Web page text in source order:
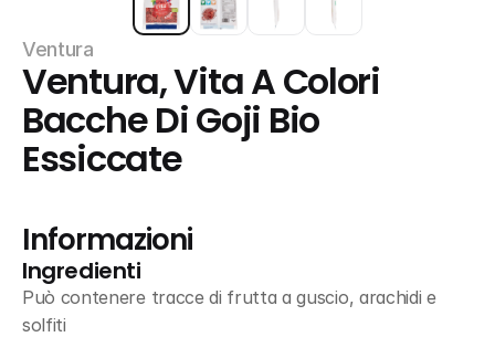
Ventura
Ventura, Vita A Colori
Bacche Di Goji Bio
Essiccate
Informazioni
Ingredienti
Può contenere tracce di frutta a guscio, arachidi e
solfiti